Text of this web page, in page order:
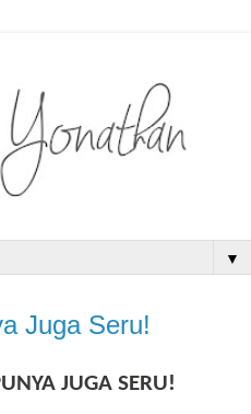
▼
Juga Seru!
JUGA SERU!